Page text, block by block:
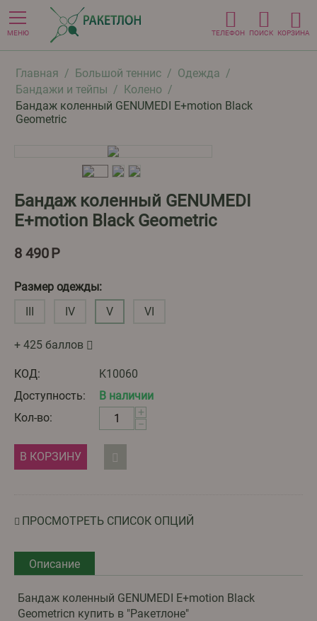
МЕНЮ ТЕЛЕФОН ПОИСК КОРЗИНА
Главная / Большой теннис / Одежда /
Бандажи и тейпы / Колено /
Бандаж коленный GENUMEDI E+motion Black
Geometric
Бандаж коленный GENUMEDI
E+motion Black Geometric
8 490Р
Размер одежды:
III
IV V VI
+ 425 баллов
КОД:
K10060
Доступность:
В наличии
Кол-во:
+
−
В КОРЗИНУ
ПРОСМОТРЕТЬ СПИСОК ОПЦИЙ
Описание
Бандаж коленный GENUMEDI E+motion Black
Geometricn купить в "Ракетлоне"